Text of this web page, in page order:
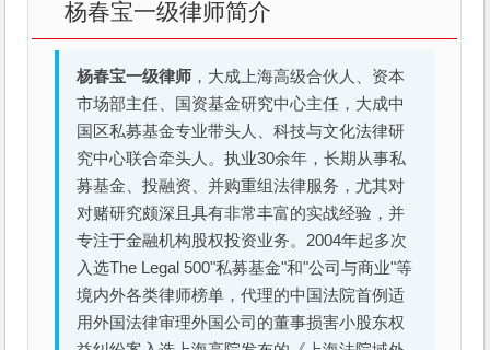
杨春宝一级律师简介
杨春宝一级律师 ，大成上海高级合伙人、资本
市场部主任、国资基金研究中心主任，大成中
国区私募基金专业带头人、科技与文化法律研
究中心联合牵头人。执业30余年，长期从事私
募基金、投融资、并购重组法律服务，尤其对
对赌研究颇深且具有非常丰富的实战经验，并
专注于金融机构股权投资业务。2004年起多次
入选The Legal 500"私募基金"和"公司与商业"等
境内外各类律师榜单，代理的中国法院首例适
用外国法律审理外国公司的董事损害小股东权